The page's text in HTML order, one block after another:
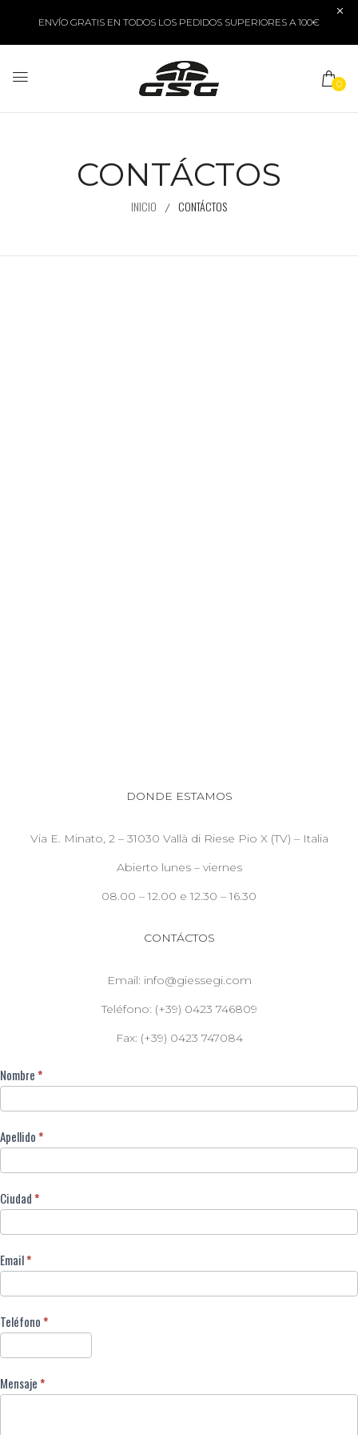
ENVÍO GRATIS EN TODOS LOS PEDIDOS SUPERIORES A 100€
0
CONTÁCTOS
INICIO CONTÁCTOS
DONDE ESTAMOS
Via E. Minato, 2 – 31030 Vallà di Riese Pio X (TV) – Italia
Abierto lunes – viernes
08.00 – 12.00 e 12.30 – 16.30
CONTÁCTOS
Email: info@giessegi.com
Teléfono: (+39) 0423 746809
Fax: (+39) 0423 747084
Nombre*
Apellido*
Ciudad*
Email*
Teléfono*
Mensaje*